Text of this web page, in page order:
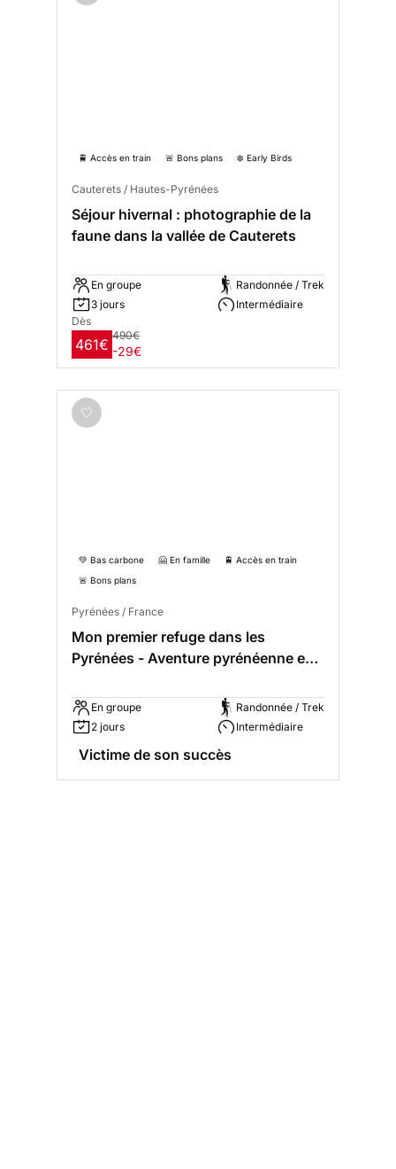
🚆 Accès en train 🚨 Bons plans ❄️ Early Birds
Cauterets / Hautes-Pyrénées
Séjour hivernal : photographie de la
faune dans la vallée de Cauterets
En groupe
3 jours
Randonnée / Trek
Intermédiaire
Dès
461€
490€
-29€
💚 Bas carbone 🤗 En famille
🚆 Accès en train
🚨 Bons plans
Pyrénées / France
Mon premier refuge dans les
Pyrénées - Aventure pyrénéenne en
En groupe
2 jours
Randonnée / Trek
Intermédiaire
Victime de son succès